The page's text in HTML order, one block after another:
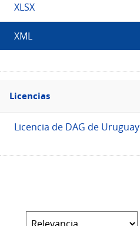
XLSX
XML
Filtro
Licencias
Licencias
Licencia de DAG de Uruguay